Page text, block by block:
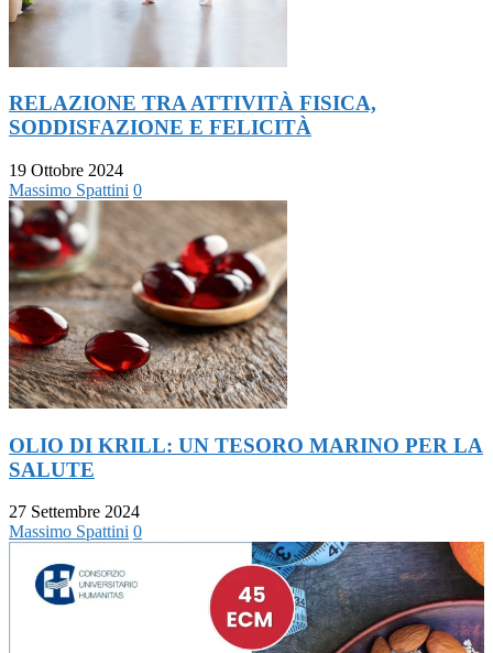
RELAZIONE TRA ATTIVITÀ FISICA,
SODDISFAZIONE E FELICITÀ
19 Ottobre 2024
Massimo Spattini 0
OLIO DI KRILL: UN TESORO MARINO PER LA
SALUTE
27 Settembre 2024
Massimo Spattini 0